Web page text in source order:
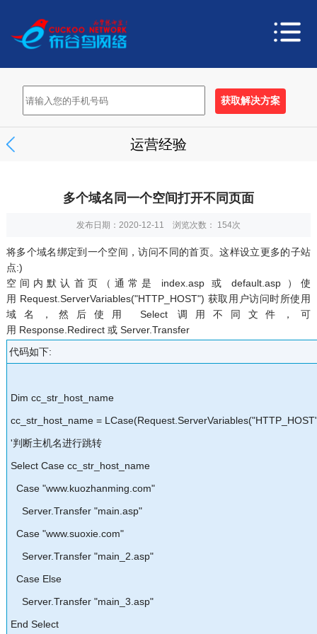
运营经验
多个域名同一个空间打开不同页面
发布日期：2020-12-11 浏览次数： 154次
将多个域名绑定到一个空间，访问不同的首页。这样设立更多的子站
点:)
空间内默认首页（通常是 index.asp 或 default.asp ）使
用 Request.ServerVariables("HTTP_HOST") 获取用户访问时所使用
域名，然后使用 Select 调用不同文件，可
用 Response.Redirect 或 Server.Transfer
代码如下:
Dim cc_str_host_name
cc_str_host_name =
'判断主机名进行跳转
Select Case cc_str_host_name
Case "www.kuozhanming.com"
Server.Transfer "main.asp"
Case "www.suoxie.com"
Server.Transfer "main_2.asp"
Case Else
Server.Transfer "main_3.asp"
End Select